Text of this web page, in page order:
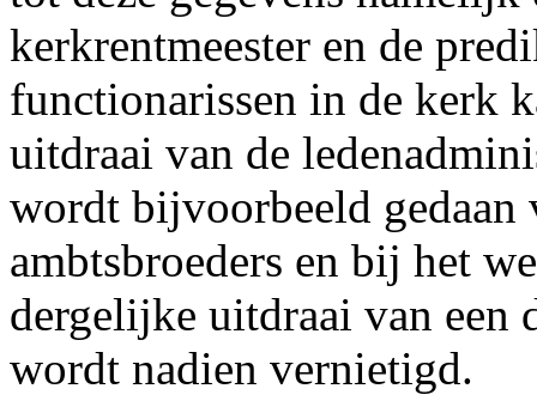
kerkrentmeester en de
functionarissen in de kerk
uitdraai van de
wordt bijvoorbeeld
ambtsbroeders en bij het
dergelijke uitdraai van een
wordt nadien vernietigd.